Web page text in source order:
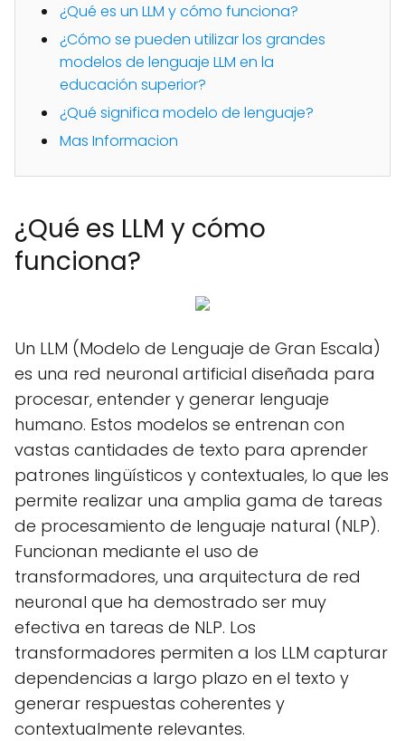
¿Qué es un LLM y cómo funciona?
¿Cómo se pueden utilizar los grandes
modelos de lenguaje LLM en la
educación superior?
¿Qué significa modelo de lenguaje?
Mas Informacion
¿Qué es LLM y cómo
funciona?
Un LLM (Modelo de Lenguaje de Gran Escala)
es una red neuronal artificial diseñada para
procesar, entender y generar lenguaje
humano. Estos modelos se entrenan con
vastas cantidades de texto para aprender
patrones lingüísticos y contextuales, lo que les
permite realizar una amplia gama de tareas
de procesamiento de lenguaje natural (NLP).
Funcionan mediante el uso de
transformadores, una arquitectura de red
neuronal que ha demostrado ser muy
efectiva en tareas de NLP. Los
transformadores permiten a los LLM capturar
dependencias a largo plazo en el texto y
generar respuestas coherentes y
contextualmente relevantes.